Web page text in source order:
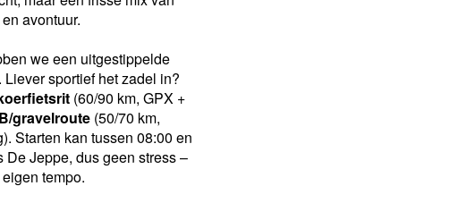
avontuur.
we een uitgestippelde
Liever sportief het zadel in?
(60/90 km, GPX +
gravelroute (50/70 km,
Starten kan tussen 08:00 en
De Jeppe, dus geen stress –
tempo.